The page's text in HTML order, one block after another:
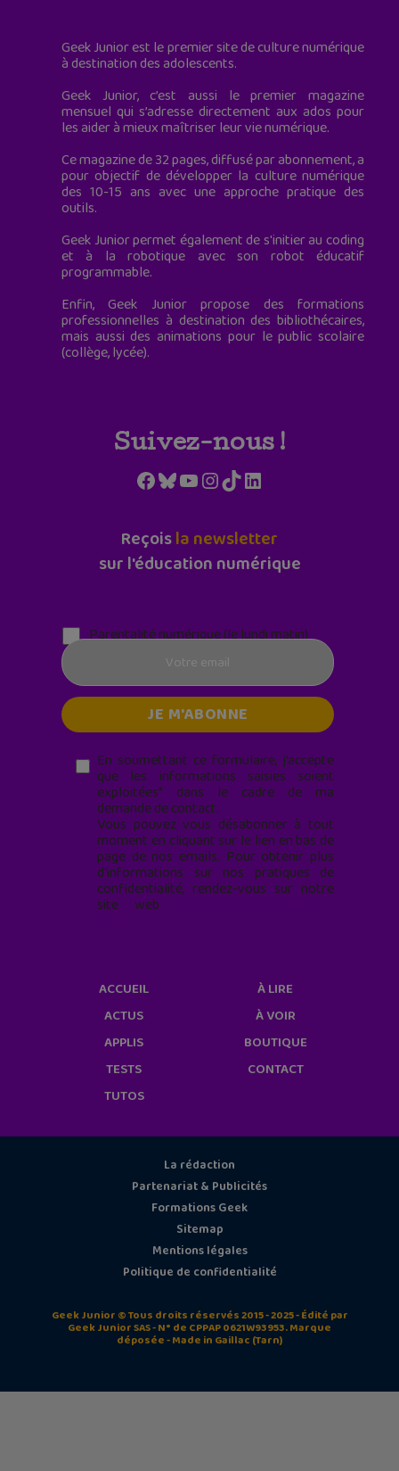
Geek Junior est le premier site de culture numérique
à destination des adolescents.
Geek Junior, c’est aussi le premier magazine
mensuel qui s’adresse directement aux ados pour
les aider à mieux maîtriser leur vie numérique.
Ce magazine de 32 pages, diffusé par abonnement, a
pour objectif de développer la culture numérique
des 10-15 ans avec une approche pratique des
outils.
Geek Junior permet également de s'initier au coding
et à la robotique avec son robot éducatif
programmable.
Enfin, Geek Junior propose des formations
professionnelles à destination des bibliothécaires,
mais aussi des animations pour le public scolaire
(collège, lycée).
Suivez-nous !
Facebook
Bluesky
YouTube
Instagram
TikTokLinkedIn
Reçoisla newsletter
sur l'éducation numérique
Parentalité numérique (le lundi matin)
En soumettant ce formulaire, j’accepte
que les informations saisies soient
exploitées* dans le cadre de ma
demande de contact.
Vous pouvez vous désabonner à tout
moment en cliquant sur le lien en bas de
page de nos emails. Pour obtenir plus
d'informations sur nos pratiques de
confidentialité, rendez-vous sur notre
site web
ACCUEIL
ACTUS
APPLIS
TESTS
TUTOS
À LIRE
À VOIR
BOUTIQUE
CONTACT
La rédaction
Partenariat & Publicités
Formations Geek
Sitemap
Mentions légales
Politique de confidentialité
Geek Junior © Tous droits réservés 2015 - 2025 - Édité par
Geek Junior SAS - N° de CPPAP 0621W93953. Marque
déposée - Made in Gaillac (Tarn)